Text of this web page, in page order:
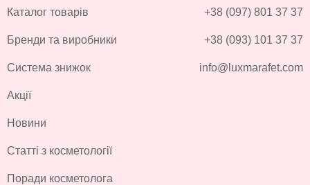
Каталог товарів
Бренди та виробники
Система знижок
Акції
Новини
Статті з косметології
Поради косметолога
+38 (097) 801 37 37
+38 (093) 101 37 37
info@luxmarafet.com